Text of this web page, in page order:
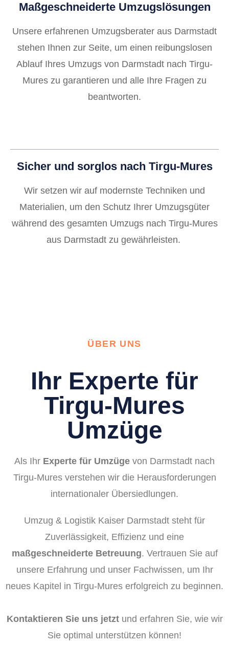
Maßgeschneiderte Umzugslösungen
Unsere erfahrenen Umzugsberater aus Darmstadt
stehen Ihnen zur Seite, um einen reibungslosen
Ablauf Ihres Umzugs von Darmstadt nach Tirgu-
Mures zu garantieren und alle Ihre Fragen zu
beantworten.
Sicher und sorglos nach Tirgu-Mures
Wir setzen wir auf modernste Techniken und
Materialien, um den Schutz Ihrer Umzugsgüter
während des gesamten Umzugs nach Tirgu-Mures
aus Darmstadt zu gewährleisten.
ÜBER UNS
Ihr Experte für
Tirgu-Mures
Umzüge
Als Ihr Experte für Umzüge von Darmstadt nach
Tirgu-Mures verstehen wir die Herausforderungen
internationaler Übersiedlungen.
Umzug & Logistik Kaiser Darmstadt steht für
Zuverlässigkeit, Effizienz und eine
maßgeschneiderte Betreuung. Vertrauen Sie auf
unsere Erfahrung und unser Fachwissen, um Ihr
neues Kapitel in Tirgu-Mures erfolgreich zu beginnen.
Kontaktieren Sie uns jetztund erfahren Sie, wie wir
Sie optimal unterstützen können!